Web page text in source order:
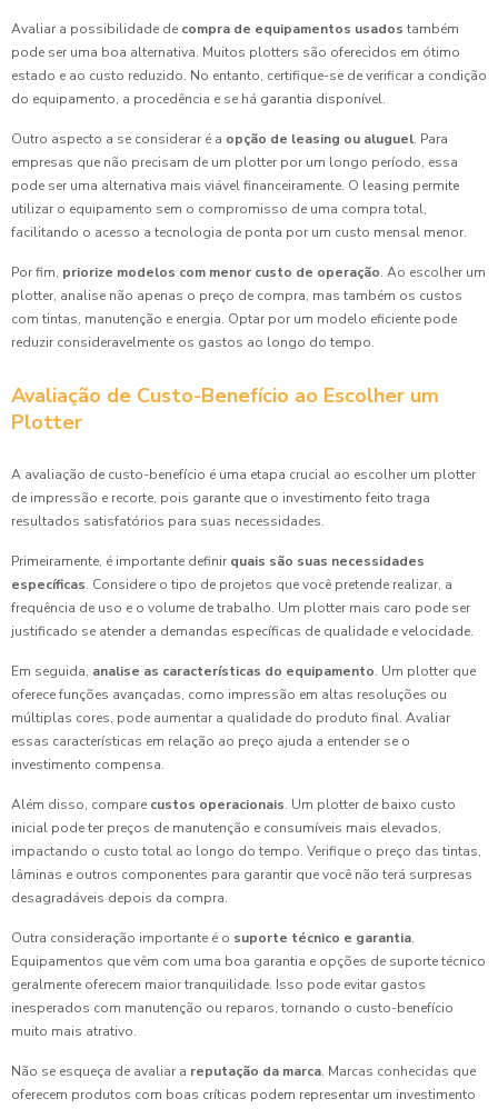
Avaliar a possibilidade de compra de equipamentos usados também
pode ser uma boa alternativa. Muitos plotters são oferecidos em ótimo
estado e ao custo reduzido. No entanto, certifique-se de verificar a condição
do equipamento, a procedência e se há garantia disponível.
Outro aspecto a se considerar é a opção de leasing ou aluguel. Para
empresas que não precisam de um plotter por um longo período, essa
pode ser uma alternativa mais viável financeiramente. O leasing permite
utilizar o equipamento sem o compromisso de uma compra total,
facilitando o acesso a tecnologia de ponta por um custo mensal menor.
Por fim, priorize modelos com menor custo de operação. Ao escolher um
plotter, analise não apenas o preço de compra, mas também os custos
com tintas, manutenção e energia. Optar por um modelo eficiente pode
reduzir consideravelmente os gastos ao longo do tempo.
Avaliação de Custo-Benefício ao Escolher um
Plotter
A avaliação de custo-benefício é uma etapa crucial ao escolher um plotter
de impressão e recorte, pois garante que o investimento feito traga
resultados satisfatórios para suas necessidades.
Primeiramente, é importante definir quais são suas necessidades
específicas. Considere o tipo de projetos que você pretende realizar, a
frequência de uso e o volume de trabalho. Um plotter mais caro pode ser
justificado se atender a demandas específicas de qualidade e velocidade.
Em seguida, analise as características do equipamento. Um plotter que
oferece funções avançadas, como impressão em altas resoluções ou
múltiplas cores, pode aumentar a qualidade do produto final. Avaliar
essas características em relação ao preço ajuda a entender se o
investimento compensa.
Além disso, compare custos operacionais. Um plotter de baixo custo
inicial pode ter preços de manutenção e consumíveis mais elevados,
impactando o custo total ao longo do tempo. Verifique o preço das tintas,
lâminas e outros componentes para garantir que você não terá surpresas
desagradáveis depois da compra.
Outra consideração importante é o suporte técnico e garantia.
Equipamentos que vêm com uma boa garantia e opções de suporte técnico
geralmente oferecem maior tranquilidade. Isso pode evitar gastos
inesperados com manutenção ou reparos, tornando o custo-benefício
muito mais atrativo.
Não se esqueça de avaliar a reputação da marca. Marcas conhecidas que
oferecem produtos com boas críticas podem representar um investimento